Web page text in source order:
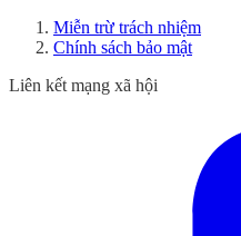
Miễn trừ trách nhiệm
Chính sách bảo mật
Liên kết mạng xã hội